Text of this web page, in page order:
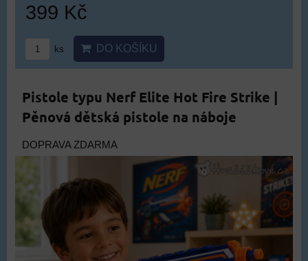
399 Kč
ks DO KOŠÍKU
Pistole typu Nerf Elite Hot Fire Strike |
Pěnová dětská pistole na náboje
DOPRAVA ZDARMA